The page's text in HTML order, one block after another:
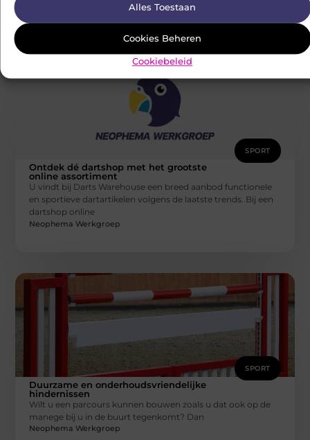
Alles Toestaan
Cookies Beheren
Cookiebeleid
SPORT
Ontdek dé dartshop met het grootste
online assortiment
U vindt bij Darts Warehouse een breed aanbod functionele
en sportieve dartartikelen volgens de laatste trends. Bij een
dartshop online
Neophema Werkgroep
SPORT
Duurzame en onderhoudsvriendelijke
hindernissen
Wilt u een parcours kunnen bouwen zoals u dat ook op de
manege bij u in de buurt tegenkomt? Dan
Neophema Werkgroep